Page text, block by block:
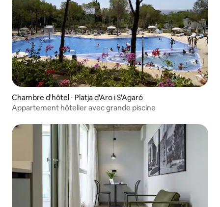
Chambre d'hôtel ⋅ Platja d'Aro i S'Agaró
Appartement hôtelier avec grande piscine